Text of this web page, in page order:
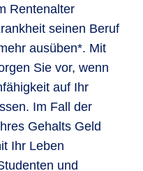
Rentenalter
seinen Beruf
ausüben*. Mit
Sie vor, wenn
auf Ihr
Im Fall der
Gehalts Geld
Ihr Leben
und